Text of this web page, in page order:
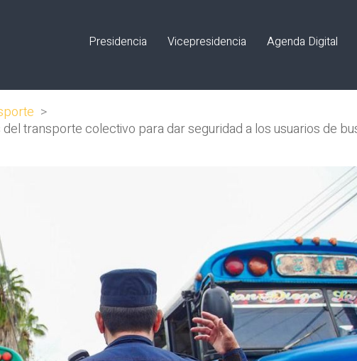
Presidencia Vicepresidencia Agenda Digital
>
transporte colectivo para dar seguridad a los usuarios de